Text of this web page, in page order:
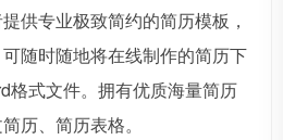
供专业极致简约的简历模板，
随时随地将在线制作的简历下
格式文件。拥有优质海量简历
历、简历表格。